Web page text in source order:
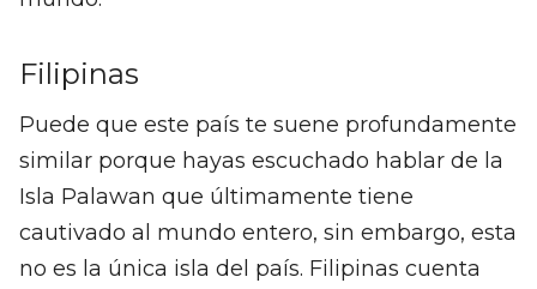
Filipinas
Puede que este país te suene profundamente
similar porque hayas escuchado hablar de la
Isla Palawan que últimamente tiene
cautivado al mundo entero, sin embargo, esta
no es la única isla del país. Filipinas cuenta